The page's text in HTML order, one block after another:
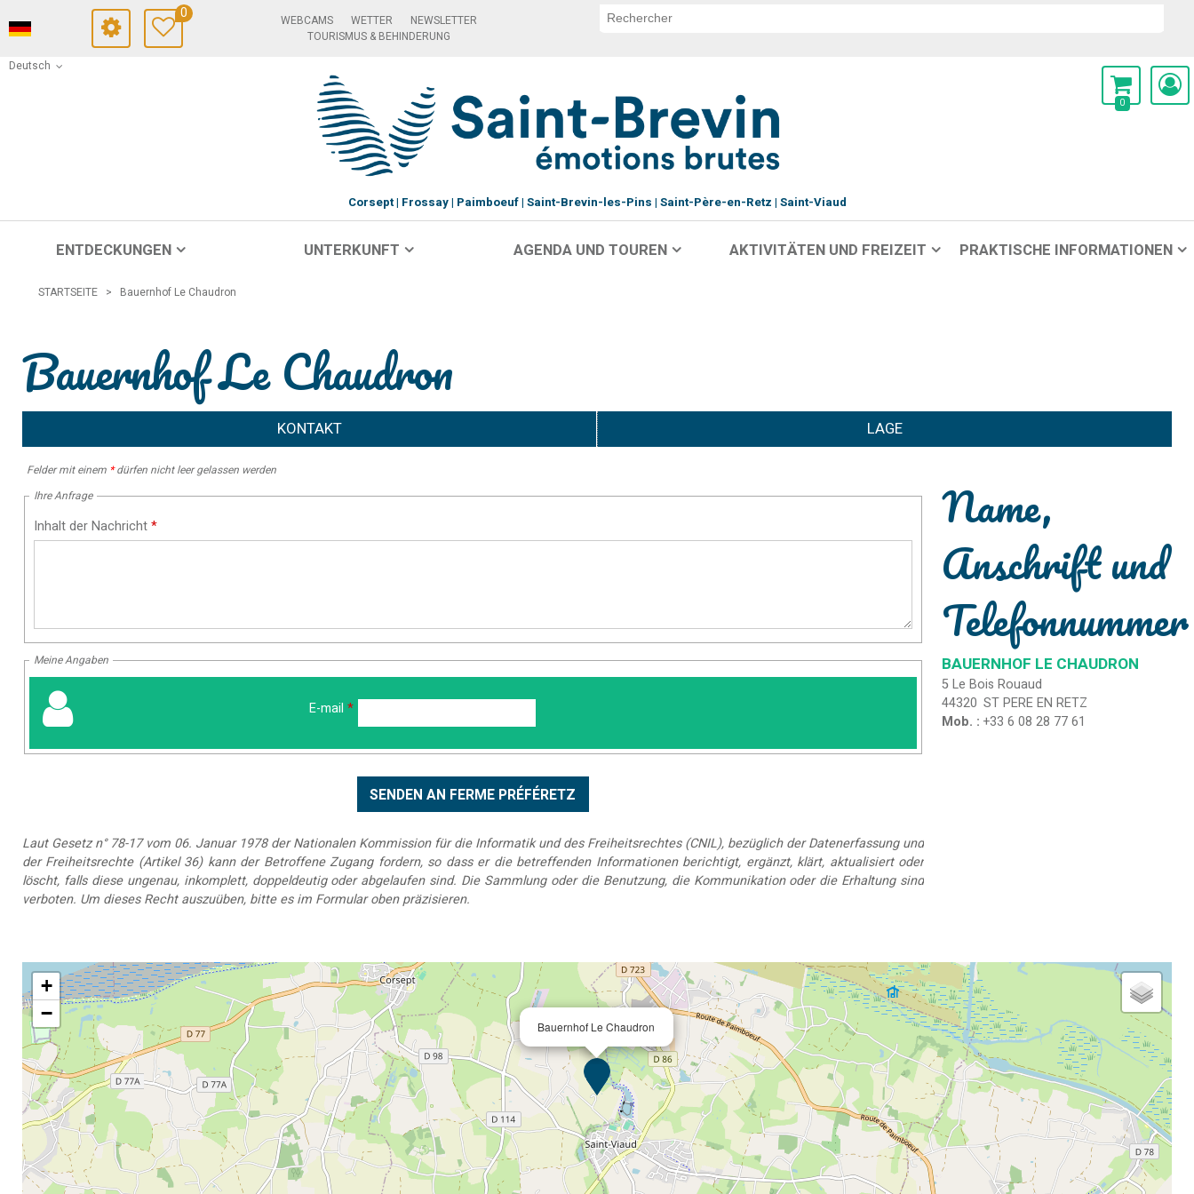
Deutsch
0 WEBCAMS WETTER
NEWSLETTER
TOURISMUS & BEHINDERUNG
0
Corsept Frossay Paimboeuf Saint-Brevin-les-Pins Saint-Père-en-Retz Saint-Viaud
ENTDECKUNGEN UNTERKUNFT AGENDA UND TOUREN AKTIVITÄTEN UND FREIZEIT PRAKTISCHE INFORMATIONEN
STARTSEITE > Bauernhof Le Chaudron
Bauernhof Le Chaudron
KONTAKT LAGE
Felder mit einem *dürfen nicht leer gelassen werden
Ihre Anfrage
Inhalt der Nachricht*
Meine Angaben
E-mail *
Laut Gesetz n° 78-17 vom 06. Januar 1978 der Nationalen Kommission für die Informatik und des Freiheitsrechtes (CNIL), bezüglich der Datenerfassung und
der Freiheitsrechte (Artikel 36) kann der Betroffene Zugang fordern, so dass er die betreffenden Informationen berichtigt, ergänzt, klärt, aktualisiert oder
löscht, falls diese ungenau, inkomplett, doppeldeutig oder abgelaufen sind. Die Sammlung oder die Benutzung, die Kommunikation oder die Erhaltung sind
verboten. Um dieses Recht auszuüben, bitte es im Formular oben präzisieren.
Name,
Anschrift und
Telefonnummer
BAUERNHOF LE CHAUDRON
5 Le Bois Rouaud
44320 ST PERE EN RETZ
Mob. :+33 6 08 28 77 61
Bauernhof Le Chaudron
+
−